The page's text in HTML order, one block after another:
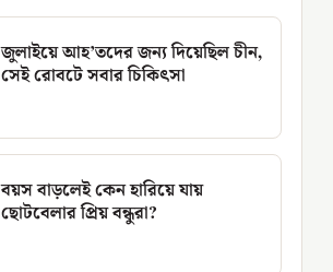
জুলাইয়ে আহ’তদের জন্য দিয়েছিল চীন,
সেই রোবটে সবার চিকিৎসা
বয়স বাড়লেই কেন হারিয়ে যায়
ছোটবেলার প্রিয় বন্ধুরা?